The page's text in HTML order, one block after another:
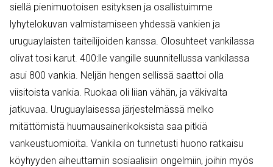
siellä pienimuotoisen esityksen ja osallistuimme
lyhytelokuvan valmistamiseen yhdessä vankien ja
uruguaylaisten taiteilijoiden kanssa. Olosuhteet vankilassa
olivat tosi karut. 400:lle vangille suunnitellussa vankilassa
asui 800 vankia. Neljän hengen sellissä saattoi olla
viisitoista vankia. Ruokaa oli liian vähän, ja väkivalta
jatkuvaa. Uruguaylaisessa järjestelmässä melko
mitättömistä huumausainerikoksista saa pitkiä
vankeustuomioita. Vankila on tunnetusti huono ratkaisu
köyhyyden aiheuttamiin sosiaalisiin ongelmiin, joihin myös